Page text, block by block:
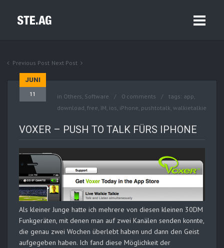
Previous Post Next Post
JUNI
11 in Others, Software 0 comments tags: app,
download, free, IM, ios, iPhone, pushtotalk, walkietalkie
VOXER – PUSH TO TALK FÜRS IPHONE
Als kleiner Junge hatte ich mehrere von diesen kleinen 30DM
Funkgeräten, mit denen man auf zwei Kanälen senden konnte,
die genau zwei Wochen überlebt haben und dann den Geist
aufgegeben haben. Ich fand diese Möglichkeit der